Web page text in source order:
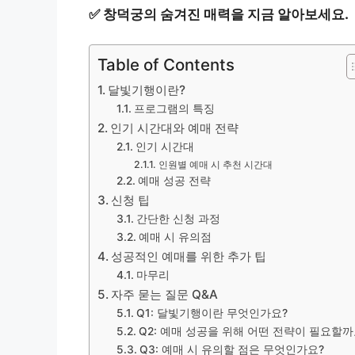
✅ 창덕궁의 숨겨진 매력을 지금 알아보세요.
Table of Contents
달빛기행이란?
프로그램의 특징
인기 시간대와 예매 전략
인기 시간대
인원별 예매 시 추천 시간대
예매 성공 전략
신청 팁
간단한 신청 과정
예매 시 유의점
성공적인 예매를 위한 추가 팁
마무리
자주 묻는 질문 Q&A
Q1: 달빛기행이란 무엇인가요?
Q2: 예매 성공을 위해 어떤 전략이 필요할까
Q3: 예매 시 유의할 점은 무엇인가요?